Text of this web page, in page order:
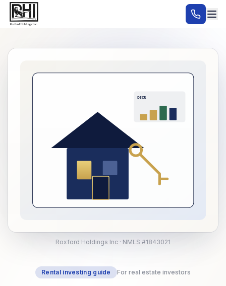
Rental investing guide For real estate investors
Roxford Holdings Inc · NMLS #1843021